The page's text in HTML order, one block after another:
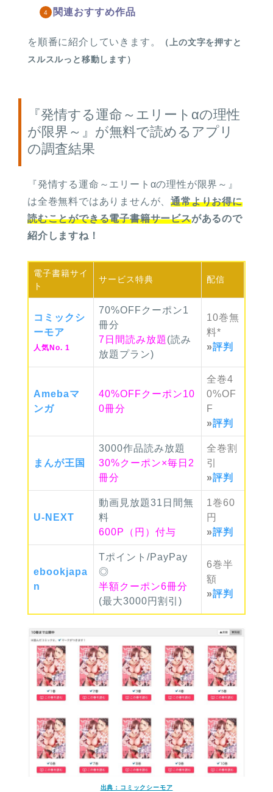
関連おすすめ作品
を順番に紹介していきます。
（上の文字を押すと
スルスルっと移動します）
『発情する運命～エリートαの理性
が限界～』が無料で読めるアプリ
の調査結果
『発情する運命～エリートαの理性が限界～』
は全巻無料ではありませんが、通常よりお得に
読むことができる電子書籍サービスがあるので
紹介しますね ！
電子書籍サイ
ト
サービス特典 配信
コミック シ
ーモア
人気No. 1
70%OFFクーポン1
冊分
7日間読み放題 (読み
放題プラン)
10巻無
料*
»評判
Amebaマ
ンガ
40%OFFクーポン10
0冊分
全巻4
0%OF
F
»評判
まんが王国
3000作品読み放題
30%クーポン×毎日2
冊分
全巻割
引
»評判
U-NEXT
動画見放題31日間無
料
600P（円）付与
1巻60
円
»評判
ebookjapa
n
Tポイント/PayPay
◎
半額クーポン6冊分
(最大3000円割引)
6巻半
額
»評判
出典：コミックシーモア